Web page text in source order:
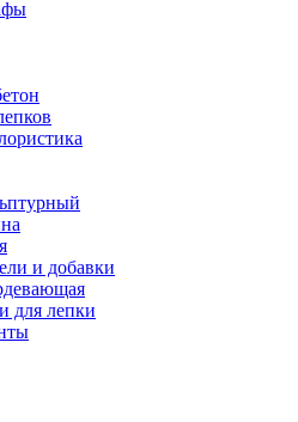
и добавки
для лепки